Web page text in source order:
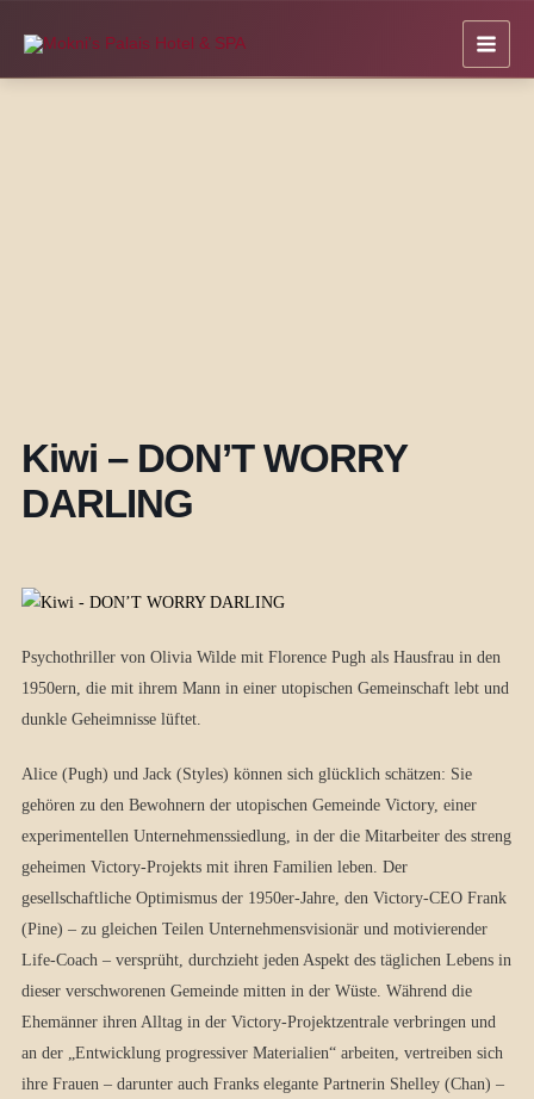
Inhalt
springen
Kiwi – DON’T WORRY
DARLING
Psychothriller von Olivia Wilde mit Florence Pugh als Hausfrau in den
1950ern, die mit ihrem Mann in einer utopischen Gemeinschaft lebt und
dunkle Geheimnisse lüftet.
Alice (Pugh) und Jack (Styles) können sich glücklich schätzen: Sie
gehören zu den Bewohnern der utopischen Gemeinde Victory, einer
experimentellen Unternehmenssiedlung, in der die Mitarbeiter des streng
geheimen Victory-Projekts mit ihren Familien leben. Der
gesellschaftliche Optimismus der 1950er-Jahre, den Victory-CEO Frank
(Pine) – zu gleichen Teilen Unternehmensvisionär und motivierender
Life-Coach – versprüht, durchzieht jeden Aspekt des täglichen Lebens in
dieser verschworenen Gemeinde mitten in der Wüste. Während die
Ehemänner ihren Alltag in der Victory-Projektzentrale verbringen und
an der „Entwicklung progressiver Materialien“ arbeiten, vertreiben sich
ihre Frauen – darunter auch Franks elegante Partnerin Shelley (Chan) –